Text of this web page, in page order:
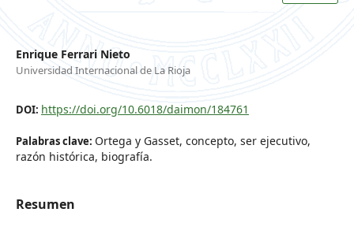
Enrique Ferrari Nieto
Universidad Internacional de La Rioja
DOI: https://doi.org/10.6018/daimon/184761
Palabras clave: Ortega y Gasset, concepto, ser ejecutivo,
razón histórica, biografía.
Resumen